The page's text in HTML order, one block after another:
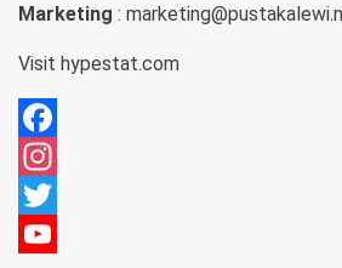
Marketing :
Visit hypestat.com
Facebook
Instagram
Twitter